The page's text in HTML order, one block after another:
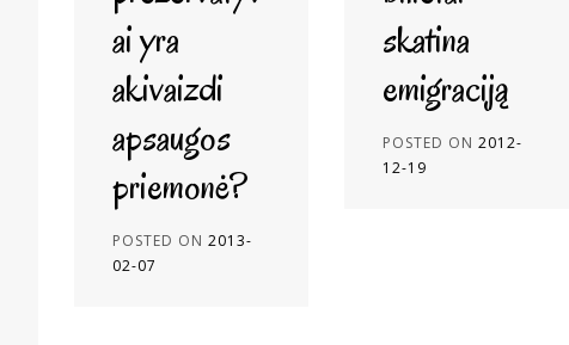
ai yra
akivaizdi
apsaugos
priemonė?
POSTED ON2013-
02-07
skatina
emigraciją
POSTED ON 2012-
12-19